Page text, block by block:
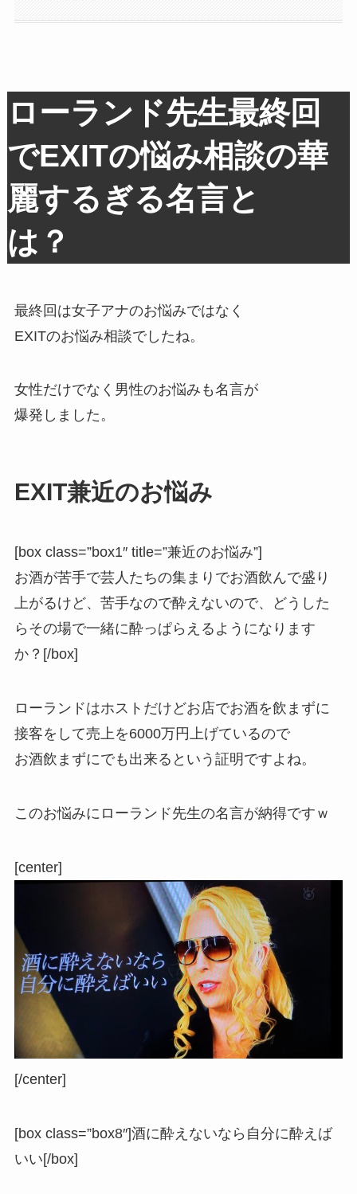
ローランド先生最終回
でEXITの悩み相談の華
麗するぎる名言と
は？
最終回は女子アナのお悩みではなく
EXITのお悩み相談でしたね。
女性だけでなく男性のお悩みも名言が
爆発しました。
EXIT兼近のお悩み
[box class=”box1″ title=”兼近のお悩み”]
お酒が苦手で芸人たちの集まりでお酒飲んで盛り
上がるけど、苦手なので酔えないので、どうした
らその場で一緒に酔っぱらえるようになります
か？[/box]
ローランドはホストだけどお店でお酒を飲まずに
接客をして売上を6000万円上げているので
お酒飲まずにでも出来るという証明ですよね。
このお悩みにローランド先生の名言が納得ですｗ
[center]
[/center]
[box class=”box8″]酒に酔えないなら自分に酔えば
いい[/box]